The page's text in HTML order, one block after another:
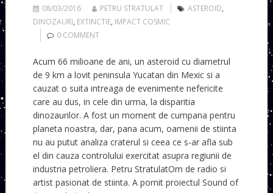
08/03/2016 PETRU STRATULAT ASTEROID,
DINOZAURI, EXTINCTIE, IMPACT COSMIC
0 COMMENT
Acum 66 milioane de ani, un asteroid cu diametrul
de 9 km a lovit peninsula Yucatan din Mexic si a
cauzat o suita intreaga de evenimente nefericite
care au dus, in cele din urma, la disparitia
dinozaurilor. A fost un moment de cumpana pentru
planeta noastra, dar, pana acum, oamenii de stiinta
nu au putut analiza craterul si ceea ce s-ar afla sub
el din cauza controlului exercitat asupra regiunii de
industria petroliera. Petru StratulatOm de radio si
artist pasionat de stiinta. A pornit proiectul Sound of